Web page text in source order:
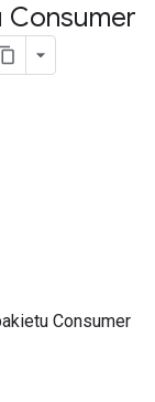
Consumer
Consumer